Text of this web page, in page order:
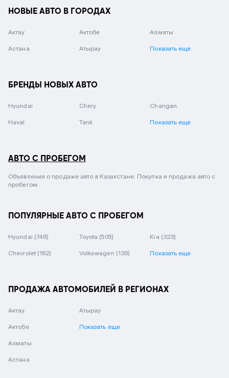
НОВЫЕ АВТО В ГОРОДАХ
Актау Актобе Алматы
Астана Атырау Показать еще
БРЕНДЫ НОВЫХ АВТО
Hyundai Chery Changan
Haval Tank Показать еще
АВТО С ПРОБЕГОМ
Объявления о продаже авто в Казахстане. Покупка и продажа авто с
пробегом.
ПОПУЛЯРНЫЕ АВТО С ПРОБЕГОМ
Hyundai (746) Toyota (505) Kia (323)
Chevrolet (162) Volkswagen (139) Показать еще
ПРОДАЖА АВТОМОБИЛЕЙ В РЕГИОНАХ
Актау
Актобе
Алматы
Астана
Атырау
Показать еще